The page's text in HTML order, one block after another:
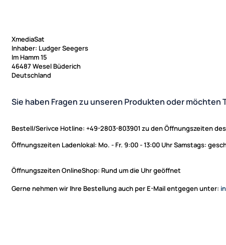
XmediaSat
Inhaber: Ludger Seegers
Im Hamm 15
46487 Wesel Büderich
Deutschland
Sie haben Fragen zu unseren Produkten oder
Bestell/Serivce Hotline: +49-2803-803901 zu den Öffnungszeiten
Öffnungszeiten Ladenlokal: Mo. - Fr. 9:00 - 13:00 Uhr Samstags:
Öffnungszeiten OnlineShop: Rund um die Uhr geöffnet
Gerne nehmen wir Ihre Bestellung auch per E-Mail entgegen unter: